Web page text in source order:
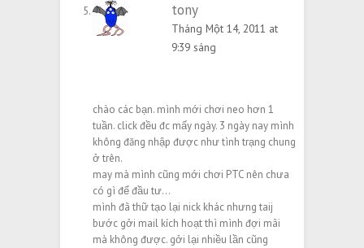
tony
Tháng Một 14, 2011 at
9:39 sáng
chào các bạn. mình mới chơi neo hơn 1
tuần. click đều đc mấy ngày. 3 ngày nay mình
không đăng nhập được như tình trạng chung
ở trên.
may mà mình cũng mới chơi PTC nên chưa
có gì để đầu tư…
mình đã thữ tạo lại nick khác nhưng taij
bước gởi mail kích hoạt thì mình đợi mãi
mà không được. gởi lại nhiều lần cũng